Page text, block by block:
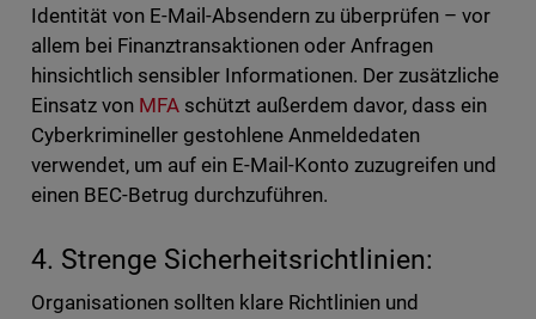
Identität von E-Mail-Absendern zu überprüfen – vor
allem bei Finanztransaktionen oder Anfragen
hinsichtlich sensibler Informationen. Der zusätzliche
Einsatz von MFAschützt außerdem davor, dass ein
Cyberkrimineller gestohlene Anmeldedaten
verwendet, um auf ein E-Mail-Konto zuzugreifen und
einen BEC-Betrug durchzuführen.
4. Strenge Sicherheitsrichtlinien:
Organisationen sollten klare Richtlinien und